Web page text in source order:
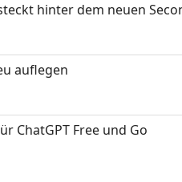
hinter dem neuen
auflegen
ChatGPT Free und Go